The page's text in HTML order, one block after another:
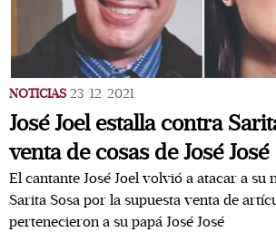
NOTICIAS 23/12/2021
José Joel estalla contra
venta de cosas de José José
El cantante José Joel volvió a atacar a su
Sarita Sosa por la supuesta venta de
pertenecieron a su papá José José